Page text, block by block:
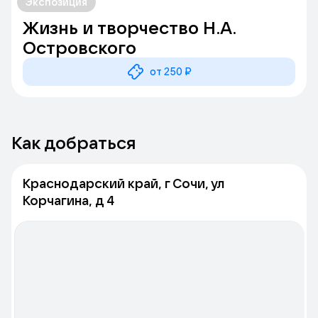
Жизнь и творчество Н.А.
Островского
от 250 ₽
Как добраться
Краснодарский край, г Сочи, ул
Корчагина, д 4